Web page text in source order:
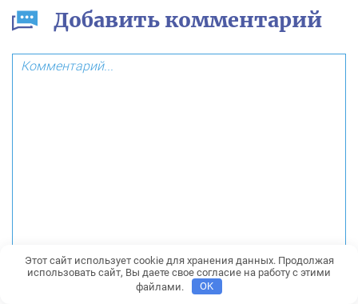
Добавить комментарий
Этот сайт использует cookie для хранения данных. Продолжая
использовать сайт, Вы даете свое согласие на работу с этими
файлами.
OK